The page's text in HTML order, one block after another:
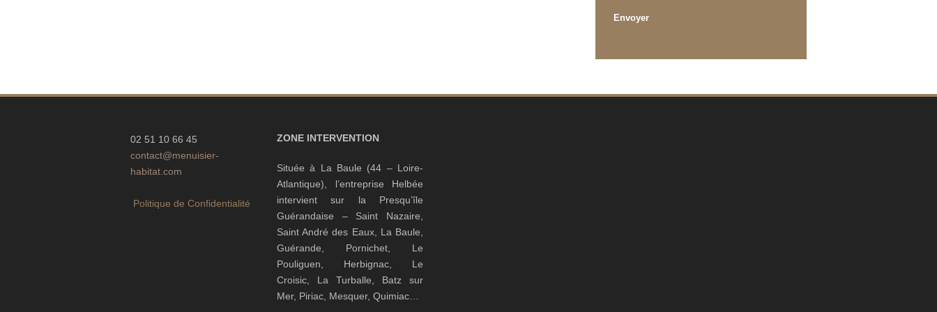
02 51 10 66 45
contact@menuisier-
habitat.com
Politique de Confidentialité
ZONE INTERVENTION
Située à La Baule (44 – Loire-
Atlantique), l’entreprise Helbée
intervient sur la Presqu’île
Guérandaise – Saint Nazaire,
Saint André des Eaux, La Baule,
Guérande, Pornichet, Le
Pouliguen, Herbignac, Le
Croisic, La Turballe, Batz sur
Mer, Piriac, Mesquer, Quimiac…